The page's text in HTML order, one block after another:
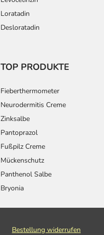
Loratadin
Desloratadin
TOP PRODUKTE
Fieberthermometer
Neurodermitis Creme
Zinksalbe
Pantoprazol
Fußpilz Creme
Mückenschutz
Panthenol Salbe
Bryonia
Bestellung widerrufen